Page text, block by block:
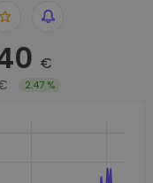
€
2.47 %